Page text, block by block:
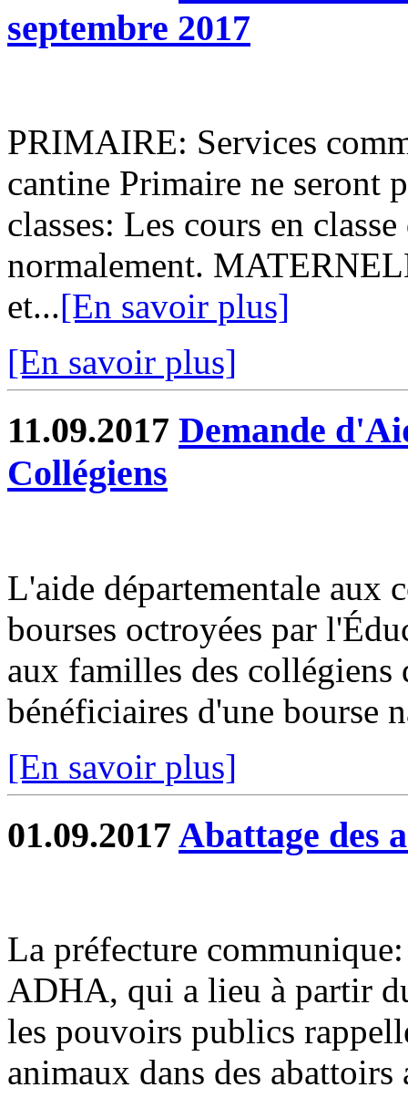
septembre 2017
PRIMAIRE: Services
cantine Primaire ne seront
classes: Les cours en
normalement.
et...[En savoir plus]
[En savoir plus]
11.09.2017 Demande
Collégiens
L'aide départementale aux
bourses octroyées par
aux familles des
bénéficiaires d'une bourse
[En savoir plus]
01.09.2017 Abattage des
La préfecture
ADHA, qui a lieu à partir
les pouvoirs publics
animaux dans des